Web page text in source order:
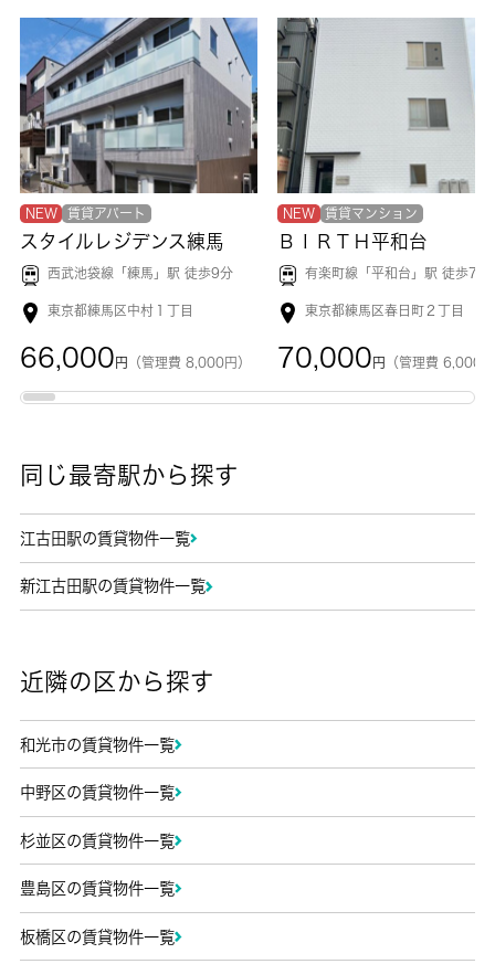
NEW 賃貸アパート
スタイルレジデンス練馬
西武池袋線「 練馬 」駅 徒歩9分
東京都練馬区中村１丁目
66,000 円 （管理費 8,000円）
NEW 賃貸マンション
ＢＩＲＴＨ平和台
有楽町線「平和台 」駅 徒歩7分
東京都練馬区春日町２丁目
70,000 円 （管理費 6,000
同じ最寄駅から探す
江古田駅の賃貸物件一覧
新江古田駅の賃貸物件一覧
近隣の区から探す
和光市の賃貸物件一覧
中野区の賃貸物件一覧
杉並区の賃貸物件一覧
豊島区の賃貸物件一覧
板橋区の賃貸物件一覧